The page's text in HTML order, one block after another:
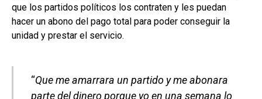
que los partidos políticos los contraten y les puedan
hacer un abono del pago total para poder conseguir la
unidad y prestar el servicio.
“Que me amarrara un partido y me abonara
parte del dinero porque yo en una semana lo